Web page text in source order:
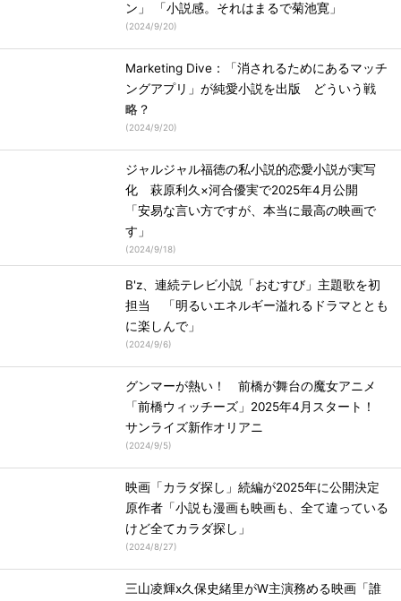
ン」 「小説感。それはまるで菊池寛」
(2024/9/20)
Marketing Dive：「消されるためにあるマッチ
ングアプリ」が純愛小説を出版 どういう戦
略？
(2024/9/20)
ジャルジャル福徳の私小説的恋愛小説が実写
化 萩原利久×河合優実で2025年4月公開
「安易な言い方ですが、本当に最高の映画で
す」
(2024/9/18)
B'z、連続テレビ小説「おむすび」主題歌を初
担当 「明るいエネルギー溢れるドラマととも
に楽しんで」
(2024/9/6)
グンマーが熱い！ 前橋が舞台の魔女アニメ
「前橋ウィッチーズ」2025年4月スタート！
サンライズ新作オリアニ
(2024/9/5)
映画「カラダ探し」続編が2025年に公開決定
原作者「小説も漫画も映画も、全て違っている
けど全てカラダ探し」
(2024/8/27)
三山凌輝x久保史緒里がW主演務める映画「誰